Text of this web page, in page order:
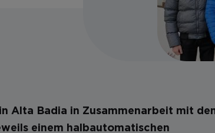
Alta Badia in Zusammenarbeit mit
einem halbautomatischen